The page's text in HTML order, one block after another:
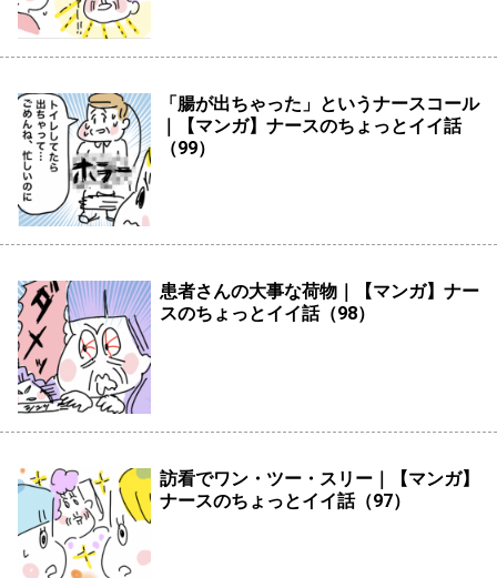
「腸が出ちゃった」というナースコール
｜【マンガ】ナースのちょっとイイ話
（99）
患者さんの大事な荷物｜【マンガ】ナー
スのちょっとイイ話（98）
訪看でワン・ツー・スリー｜【マンガ】
ナースのちょっとイイ話（97）